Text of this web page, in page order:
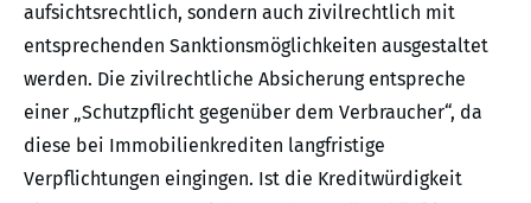
aufsichtsrechtlich, sondern auch zivilrechtlich mit
entsprechenden Sanktionsmöglichkeiten ausgestaltet
werden. Die zivilrechtliche Absicherung entspreche
einer „Schutzpflicht gegenüber dem Verbraucher“, da
diese bei Immobilienkrediten langfristige
Verpflichtungen eingingen. Ist die Kreditwürdigkeit